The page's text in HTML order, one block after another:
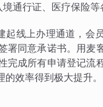
通行证、医疗保险等
线上办理通道，会
署同意承诺书。用麦
完成所有申请登记
效率得到极大提升。